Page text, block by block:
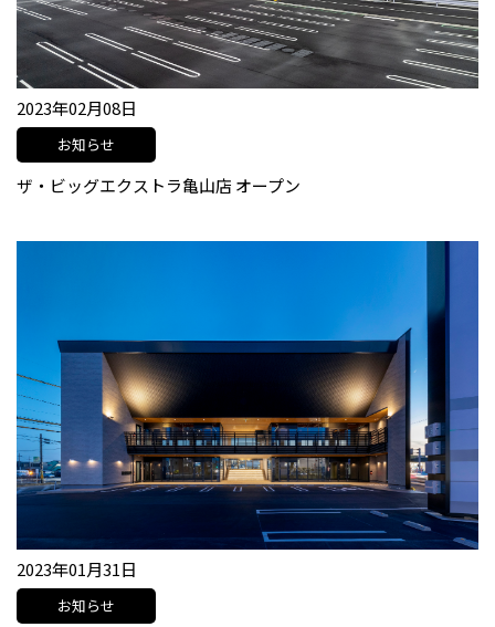
2023年02月08日
お知らせ
ザ・ビッグエクストラ亀山店 オープン
2023年01月31日
お知らせ